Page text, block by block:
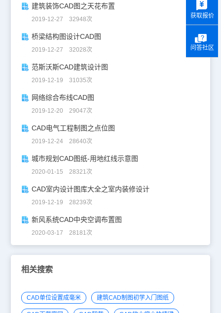
建筑装饰CAD图之天花布置
2019-12-27 32948次
桥梁结构图设计CAD图
2019-12-27 32028次
范斯沃斯CAD建筑设计图
2019-12-19 31035次
网络综合布线CAD图
2019-12-20 29047次
CAD电气工程制图之点位图
2019-12-24 28640次
城市规划CAD图纸-用地红线示意图
2020-01-15 28321次
CAD室内设计图库大全之室内装修设计
2019-12-19 28239次
新风系统CAD中央空调布置图
2020-03-17 28181次
相关搜索
CAD单位设置成毫米 建筑CAD制图初学入门图纸
获取报价
问答社区